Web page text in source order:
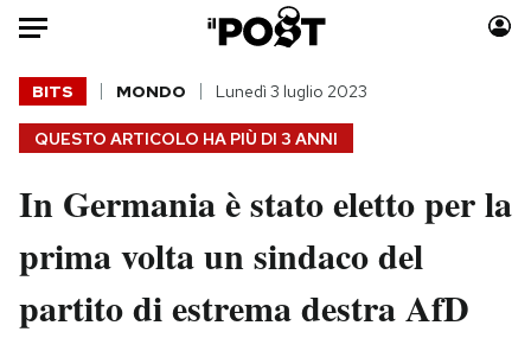
Auto
HOME
Italia
Politica
Tecnologia
Moda
Consumismi
Storie/Idee
QUESTO ARTICOLO HA PIÙ DI 3 ANNI
BITS MONDO Lunedì 3 luglio 2023
In Germania è stato eletto per la
prima volta un sindaco del
partito di estrema destra AfD